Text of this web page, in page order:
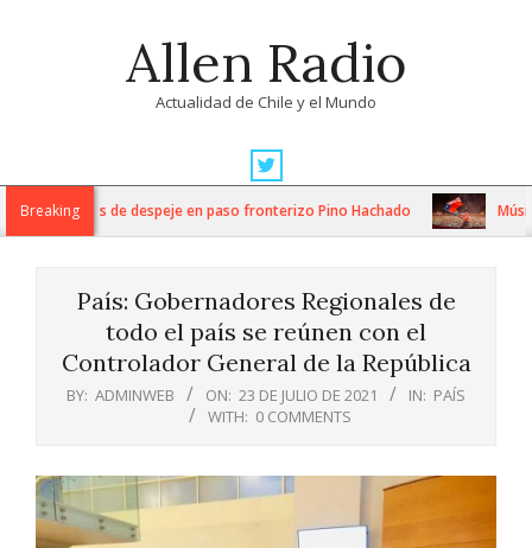
Allen Radio
Actualidad de Chile y el Mundo
Navigation
MenuBreaking
trabajos de despeje en paso fronterizo Pino Hachado Música:
País: Gobernadores Regionales de
todo el país se reúnen con el
Controlador General de la República
BY: ADMINWEB ON: 23 DE JULIO DE 2021 IN: PAÍS
WITH: 0 COMMENTS